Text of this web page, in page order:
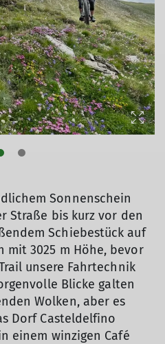
Sonnenschein
Straße bis kurz vor den
Schiebestück auf
mit 3025 m Höhe, bevor
unsere Fahrtechnik
Blicke galten
Wolken, aber es
Dorf Casteldelfino
einem winzigen Café